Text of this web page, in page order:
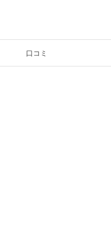
口コミ